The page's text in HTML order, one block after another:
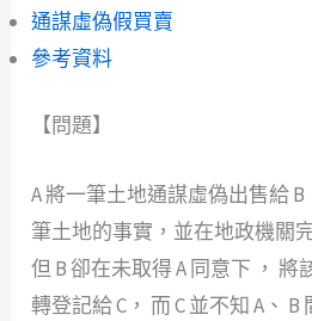
通謀虛偽假買賣
參考資料
【問題】
A 將一筆土地通謀虛偽出售給
筆土地的事實，並在地政機關
但 B 卻在未取得 A 同意下 ，
轉登記給 C， 而 C 並不知 A、 B